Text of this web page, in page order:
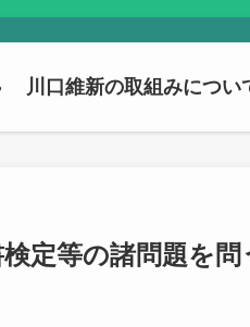
川口維新の取組みについ
定等の諸問題を問